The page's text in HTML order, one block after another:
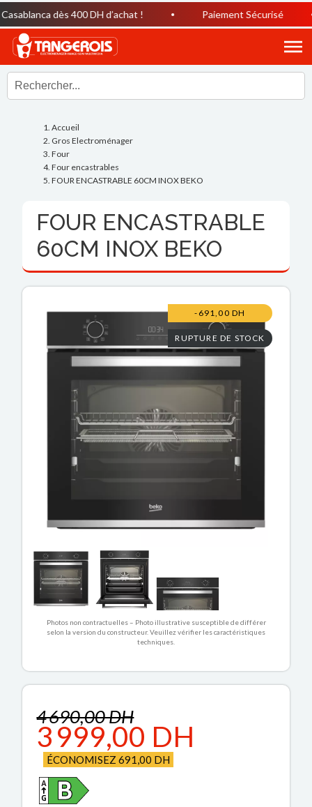
dès 400 DH d’achat ! Paiement Sécurisé
Accueil
Gros Electroménager
Four
Four encastrables
FOUR ENCASTRABLE 60CM INOX BEKO
FOUR ENCASTRABLE
60CM INOX BEKO
-691,00 DH
RUPTURE DE STOCK
Photos non contractuelles – Photo illustrative susceptible de différer
selon la version du constructeur. Veuillez vérifier les caractéristiques
techniques.
4 690,00 DH
3 999,00 DH
ÉCONOMISEZ 691,00 DH